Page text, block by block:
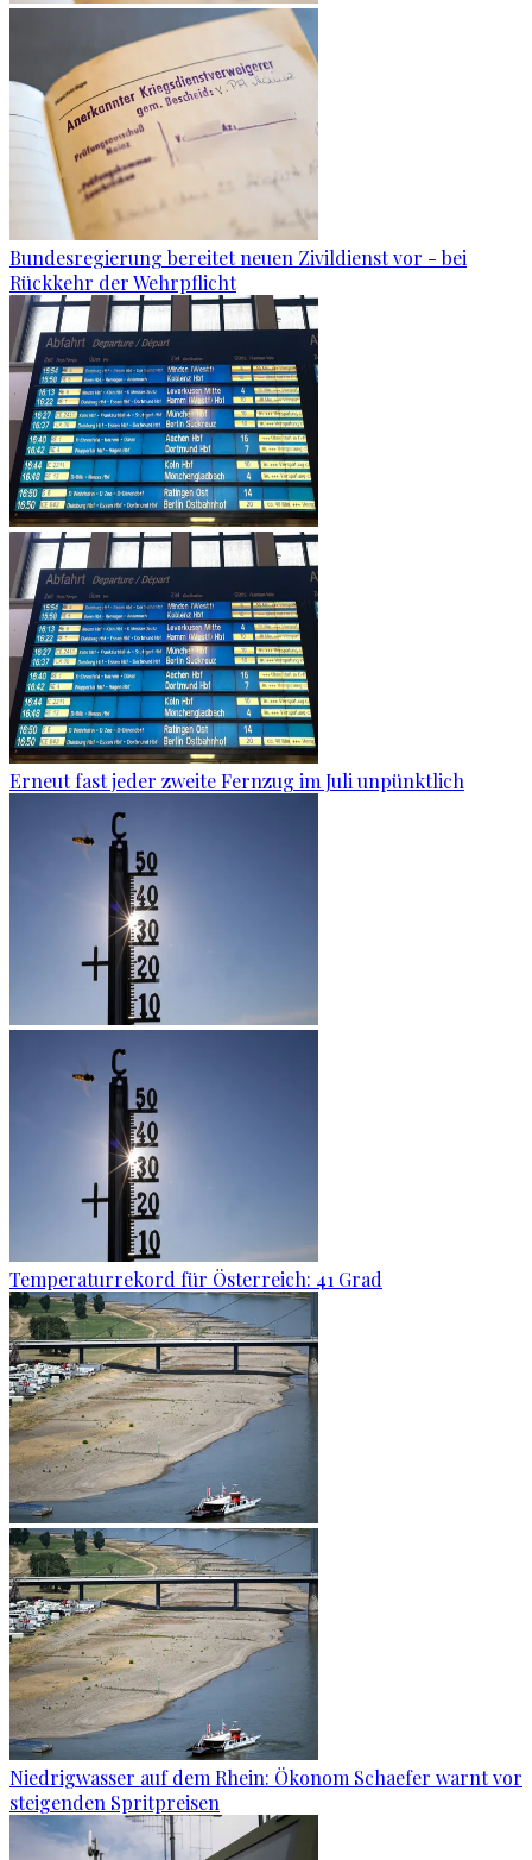
Bundesregierung bereitet neuen Zivildienst vor - bei
Rückkehr der Wehrpflicht
Erneut fast jeder zweite Fernzug im Juli unpünktlich
Temperaturrekord für Österreich: 41 Grad
Niedrigwasser auf dem Rhein: Ökonom Schaefer warnt vor
steigenden Spritpreisen